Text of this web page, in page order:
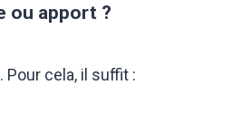
ou apport ?
cela, il suffit :